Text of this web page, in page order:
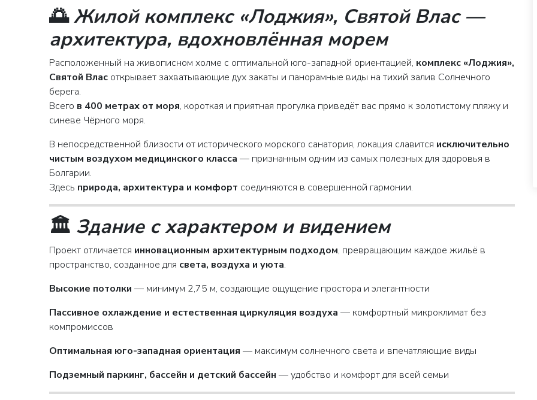
🌅Жилой комплекс «Лоджия», Святой Влас —
архитектура, вдохновлённая морем
Расположенный на живописном холме с оптимальной юго-западной ориентацией, комплекс «Лоджия»,
Святой Влас открывает захватывающие дух закаты и панорамные виды на тихий залив Солнечного
берега.
Всего в 400 метрах от моря, короткая и приятная прогулка приведёт вас прямо к золотистому пляжу и
синеве Чёрного моря.
В непосредственной близости от исторического морского санатория, локация славится исключительно
чистым воздухом медицинского класса — признанным одним из самых полезных для здоровья в
Болгарии.
Здесь природа, архитектура и комфорт соединяются в совершенной гармонии.
🏛️ Здание с характером и видением
Проект отличается инновационным архитектурным подходом, превращающим каждое жильё в
пространство, созданное для света, воздуха и уюта.
Высокие потолки — минимум 2,75 м, создающие ощущение простора и элегантности
Пассивное охлаждение и естественная циркуляция воздуха — комфортный микроклимат без
компромиссов
Оптимальная юго-западная ориентация — максимум солнечного света и впечатляющие виды
Подземный паркинг, бассейн и детский бассейн — удобство и комфорт для всей семьи